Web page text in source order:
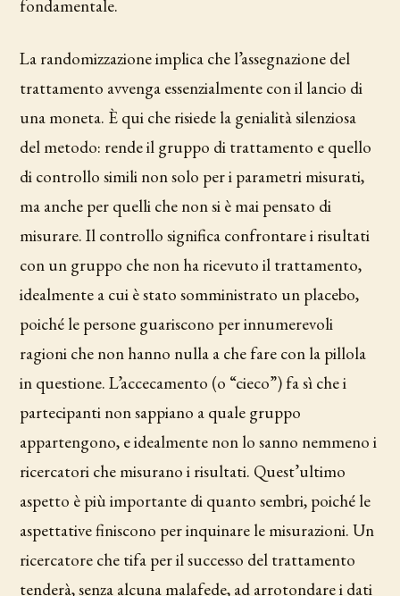
fondamentale.
La randomizzazione implica che l’assegnazione del
trattamento avvenga essenzialmente con il lancio di
una moneta. È qui che risiede la genialità silenziosa
del metodo: rende il gruppo di trattamento e quello
di controllo simili non solo per i parametri misurati,
ma anche per quelli che non si è mai pensato di
misurare. Il controllo significa confrontare i risultati
con un gruppo che non ha ricevuto il trattamento,
idealmente a cui è stato somministrato un placebo,
poiché le persone guariscono per innumerevoli
ragioni che non hanno nulla a che fare con la pillola
in questione. L’accecamento (o “cieco”) fa sì che i
partecipanti non sappiano a quale gruppo
appartengono, e idealmente non lo sanno nemmeno i
ricercatori che misurano i risultati. Quest’ultimo
aspetto è più importante di quanto sembri, poiché le
aspettative finiscono per inquinare le misurazioni. Un
ricercatore che tifa per il successo del trattamento
tenderà, senza alcuna malafede, ad arrotondare i dati